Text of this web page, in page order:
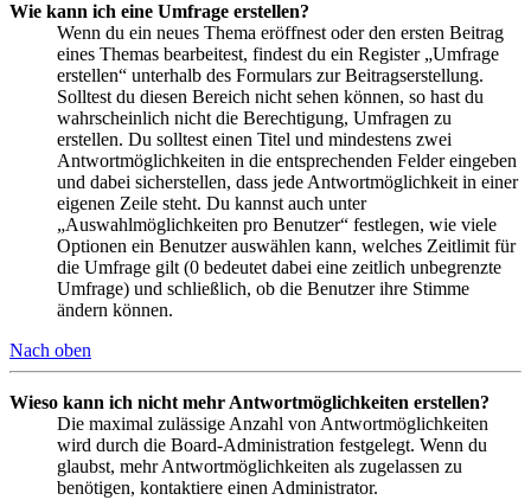
Wie kann ich eine Umfrage erstellen?
Wenn du ein neues Thema eröffnest oder den ersten Beitrag
eines Themas bearbeitest, findest du ein Register „Umfrage
erstellen“ unterhalb des Formulars zur Beitragserstellung.
Solltest du diesen Bereich nicht sehen können, so hast du
wahrscheinlich nicht die Berechtigung, Umfragen zu
erstellen. Du solltest einen Titel und mindestens zwei
Antwortmöglichkeiten in die entsprechenden Felder eingeben
und dabei sicherstellen, dass jede Antwortmöglichkeit in einer
eigenen Zeile steht. Du kannst auch unter
„Auswahlmöglichkeiten pro Benutzer“ festlegen, wie viele
Optionen ein Benutzer auswählen kann, welches Zeitlimit für
die Umfrage gilt (0 bedeutet dabei eine zeitlich unbegrenzte
Umfrage) und schließlich, ob die Benutzer ihre Stimme
ändern können.
Nach oben
Wieso kann ich nicht mehr Antwortmöglichkeiten erstellen?
Die maximal zulässige Anzahl von Antwortmöglichkeiten
wird durch die Board-Administration festgelegt. Wenn du
glaubst, mehr Antwortmöglichkeiten als zugelassen zu
benötigen, kontaktiere einen Administrator.